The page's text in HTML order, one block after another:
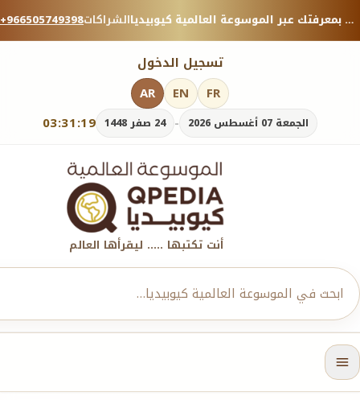
+966505749398الشراكات منصة معرفية موثوقة — شارك بمعرفتك عبر الموسوعة العالمية كيوبيديا.
تسجيل الدخول
03:31:20 الجمعة 07 أغسطس 2026 - 24 صفر 1448
AR EN FR
أنت تكتبها ..... ليقرأها العالم